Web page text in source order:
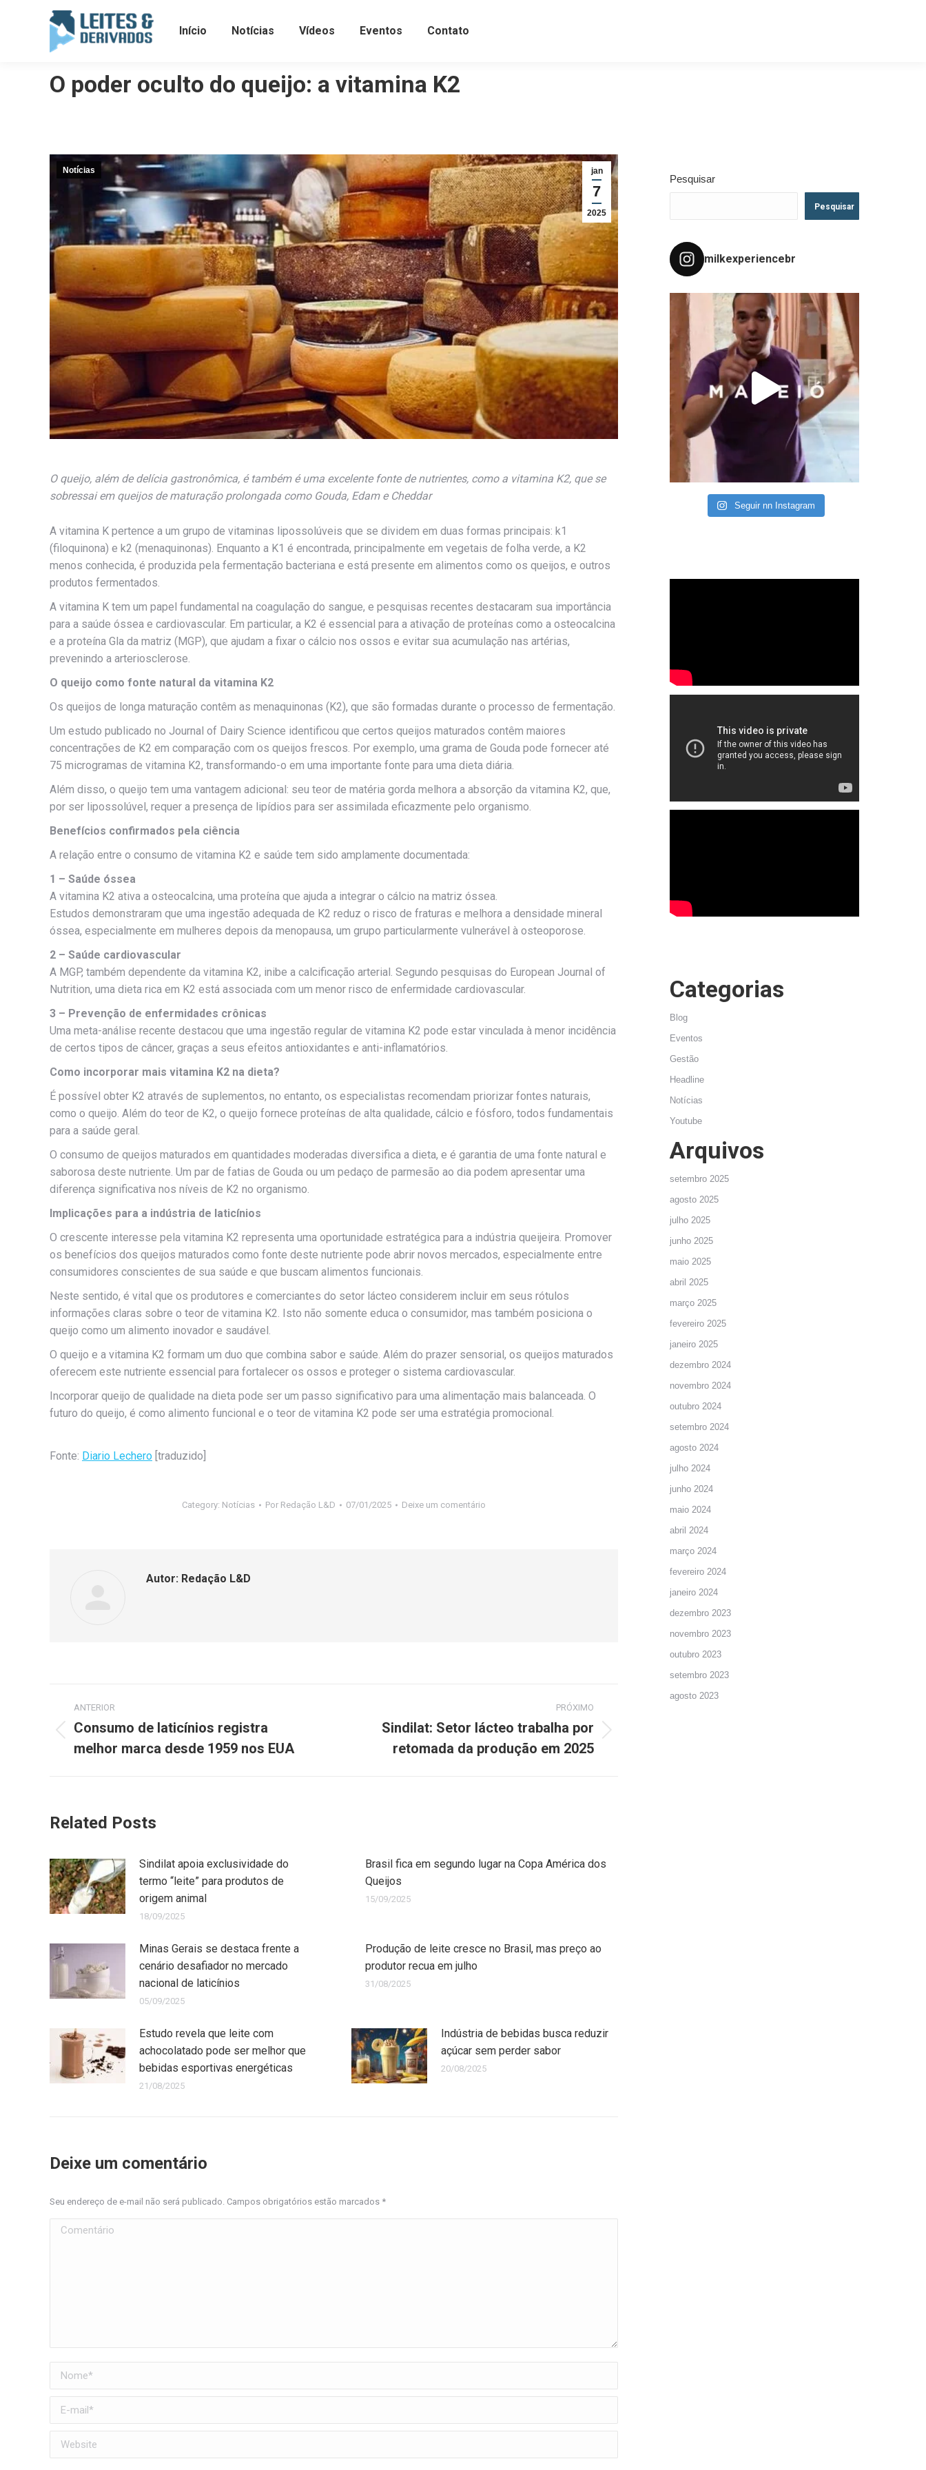
Início Notícias Vídeos Eventos Contato
O poder oculto do queijo: a vitamina K2
jan
7
2025
Notícias
O queijo, além de delícia gastronômica, é também é uma excelente fonte de nutrientes, como a vitamina K2, que se
sobressai em queijos de maturação prolongada como Gouda, Edam e Cheddar
A vitamina K pertence a um grupo de vitaminas lipossolúveis que se dividem em duas formas principais: k1
(filoquinona) e k2 (menaquinonas). Enquanto a K1 é encontrada, principalmente em vegetais de folha verde, a K2
menos conhecida, é produzida pela fermentação bacteriana e está presente em alimentos como os queijos, e outros
produtos fermentados.
A vitamina K tem um papel fundamental na coagulação do sangue, e pesquisas recentes destacaram sua importância
para a saúde óssea e cardiovascular. Em particular, a K2 é essencial para a ativação de proteínas como a osteocalcina
e a proteína Gla da matriz (MGP), que ajudam a fixar o cálcio nos ossos e evitar sua acumulação nas artérias,
prevenindo a arteriosclerose.
O queijo como fonte natural da vitamina K2
Os queijos de longa maturação contêm as menaquinonas (K2), que são formadas durante o processo de fermentação.
Um estudo publicado no Journal of Dairy Science identificou que certos queijos maturados contêm maiores
concentrações de K2 em comparação com os queijos frescos. Por exemplo, uma grama de Gouda pode fornecer até
75 microgramas de vitamina K2, transformando-o em uma importante fonte para uma dieta diária.
Além disso, o queijo tem uma vantagem adicional: seu teor de matéria gorda melhora a absorção da vitamina K2, que,
por ser lipossolúvel, requer a presença de lipídios para ser assimilada eficazmente pelo organismo.
Benefícios confirmados pela ciência
A relação entre o consumo de vitamina K2 e saúde tem sido amplamente documentada:
1 – Saúde óssea
A vitamina K2 ativa a osteocalcina, uma proteína que ajuda a integrar o cálcio na matriz óssea.
Estudos demonstraram que uma ingestão adequada de K2 reduz o risco de fraturas e melhora a densidade mineral
óssea, especialmente em mulheres depois da menopausa, um grupo particularmente vulnerável à osteoporose.
2 – Saúde cardiovascular
A MGP, também dependente da vitamina K2, inibe a calcificação arterial. Segundo pesquisas do European Journal of
Nutrition, uma dieta rica em K2 está associada com um menor risco de enfermidade cardiovascular.
3 – Prevenção de enfermidades crônicas
Uma meta-análise recente destacou que uma ingestão regular de vitamina K2 pode estar vinculada à menor incidência
de certos tipos de câncer, graças a seus efeitos antioxidantes e anti-inflamatórios.
Como incorporar mais vitamina K2 na dieta?
É possível obter K2 através de suplementos, no entanto, os especialistas recomendam priorizar fontes naturais,
como o queijo. Além do teor de K2, o queijo fornece proteínas de alta qualidade, cálcio e fósforo, todos fundamentais
para a saúde geral.
O consumo de queijos maturados em quantidades moderadas diversifica a dieta, e é garantia de uma fonte natural e
saborosa deste nutriente. Um par de fatias de Gouda ou um pedaço de parmesão ao dia podem apresentar uma
diferença significativa nos níveis de K2 no organismo.
Implicações para a indústria de laticínios
O crescente interesse pela vitamina K2 representa uma oportunidade estratégica para a indústria queijeira. Promover
os benefícios dos queijos maturados como fonte deste nutriente pode abrir novos mercados, especialmente entre
consumidores conscientes de sua saúde e que buscam alimentos funcionais.
Neste sentido, é vital que os produtores e comerciantes do setor lácteo considerem incluir em seus rótulos
informações claras sobre o teor de vitamina K2. Isto não somente educa o consumidor, mas também posiciona o
queijo como um alimento inovador e saudável.
O queijo e a vitamina K2 formam um duo que combina sabor e saúde. Além do prazer sensorial, os queijos maturados
oferecem este nutriente essencial para fortalecer os ossos e proteger o sistema cardiovascular.
Incorporar queijo de qualidade na dieta pode ser um passo significativo para uma alimentação mais balanceada. O
futuro do queijo, é como alimento funcional e o teor de vitamina K2 pode ser uma estratégia promocional.
Fonte: Diario Lechero [traduzido]
Category: Notícias Por Redação L&D 07/01/2025 Deixe um comentário
Autor: Redação L&D
ANTERIOR
Consumo de laticínios registra
melhor marca desde 1959 nos EUA
PRÓXIMO
Sindilat: Setor lácteo trabalha por
retomada da produção em 2025
Related Posts
Sindilat apoia exclusividade do
termo “leite” para produtos de
origem animal
18/09/2025
Brasil fica em segundo lugar na Copa América dos
Queijos
15/09/2025
Minas Gerais se destaca frente a
cenário desafiador no mercado
nacional de laticínios
05/09/2025
Produção de leite cresce no Brasil, mas preço ao
produtor recua em julho
31/08/2025
Estudo revela que leite com
achocolatado pode ser melhor que
bebidas esportivas energéticas
21/08/2025
Indústria de bebidas busca reduzir
açúcar sem perder sabor
20/08/2025
Deixe um comentário
Seu endereço de e-mail não será publicado. Campos obrigatórios estão marcados *
Comentário
Nome *
E-mail *
Website
Pesquisar
Pesquisar
milkexperiencebr
Seguir nn Instagram
Categorias
Blog
Eventos
Gestão
Headline
Notícias
Youtube
Arquivos
setembro 2025
agosto 2025
julho 2025
junho 2025
maio 2025
abril 2025
março 2025
fevereiro 2025
janeiro 2025
dezembro 2024
novembro 2024
outubro 2024
setembro 2024
agosto 2024
julho 2024
junho 2024
maio 2024
abril 2024
março 2024
fevereiro 2024
janeiro 2024
dezembro 2023
novembro 2023
outubro 2023
setembro 2023
agosto 2023